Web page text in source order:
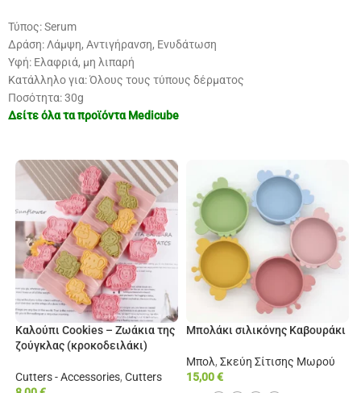
Τύπος: Serum
Δράση: Λάμψη, Αντιγήρανση, Ενυδάτωση
Υφή: Ελαφριά, μη λιπαρή
Κατάλληλο για: Όλους τους τύπους δέρματος
Ποσότητα: 30g
Δείτε όλα τα προϊόνταMedicube
Καλούπι Cookies – Ζωάκια της
ζούγκλας (κροκοδειλάκι)
Cutters - Accessories, Cutters
Μπολάκι σιλικόνης Καβουράκι
Μπολ, Σκεύη Σίτισης Μωρού
15,00€